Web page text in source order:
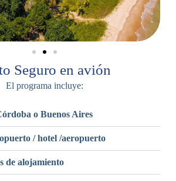
Seguro en avión
El programa incluye:
o Buenos Aires
/ hotel /aeropuerto
de alojamiento